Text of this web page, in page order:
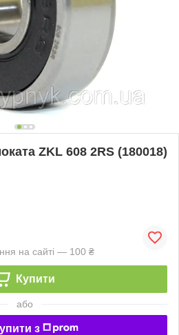
ZKL 608 2RS (180018)
на сайті — 100 ₴
Купити
або
з